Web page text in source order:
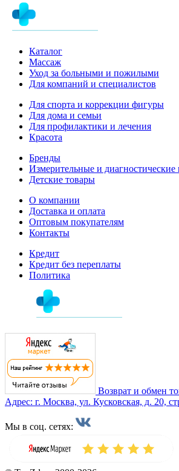
Каталог
Массаж
Уход за больными и пожилыми
Для компаний и специалистов
Для спорта и коррекции фигуры
Для дома и семьи
Для профилактики и лечения
Красота
Бренды
Измерительные и
Детские товары
О компании
Доставка и оплата
Оптовым покупателям
Контакты
Кредит
Кредит без переплаты
Политика
Возврат и обмен
Адрес: г. Москва, ул. Кусковская, д. 20,
Мы в соц. сетях: